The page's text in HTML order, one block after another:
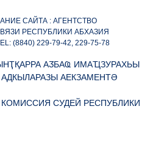
САЙТА : АГЕНТСТВО
РЕСПУБЛИКИ АБХАЗИЯ
(8840) 229-79-42, 229-75-78
АӠБАҨ ИМАҴЗУРАХЬЫ
АЕКЗАМЕНТӘ
СУДЕЙ РЕСПУБЛИКИ